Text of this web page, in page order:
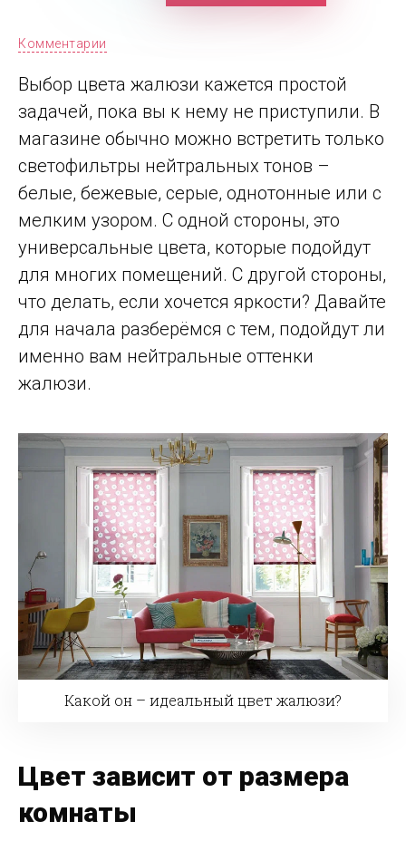
Комментарии
Выбор цвета жалюзи кажется простой
задачей, пока вы к нему не приступили. В
магазине обычно можно встретить только
светофильтры нейтральных тонов –
белые, бежевые, серые, однотонные или с
мелким узором. С одной стороны, это
универсальные цвета, которые подойдут
для многих помещений. С другой стороны,
что делать, если хочется яркости? Давайте
для начала разберёмся с тем, подойдут ли
именно вам нейтральные оттенки
жалюзи.
Какой он – идеальный цвет жалюзи?
Цвет зависит от размера
комнаты